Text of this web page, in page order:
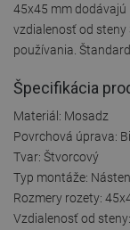
45x45 mm
vzdialenosť od steny
používania.
Špecifikácia
Materiál: Mosadz
Povrchová úprava:
Tvar: Štvorcový
Typ montáže:
Rozmery rozety:
Vzdialenosť od